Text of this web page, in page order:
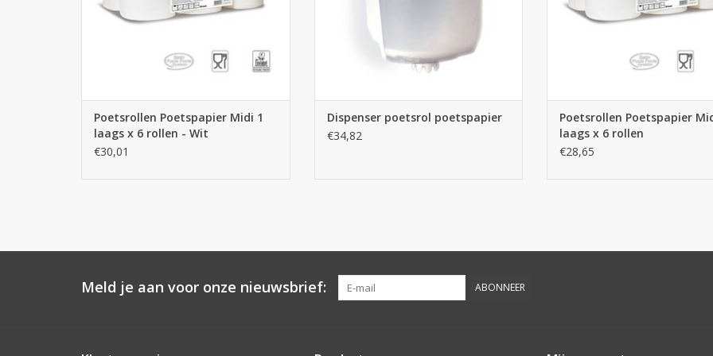
Poetsrollen Poetspapier Midi 1
laags x 6 rollen - Wit
€30,01
Dispenser poetsrol poetspapier
€34,82
Poetsrollen Poetspapier
laags x 6 rollen
€28,65
Meld je aan voor onze nieuwsbrief: ABONNEER